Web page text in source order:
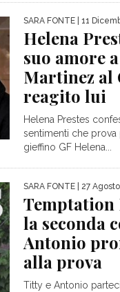
SARA FONTE | 11
Helena
suo amore
Martinez al
reagito lui
Helena Prestes
sentimenti che prova
gieffino GF Helena...
SARA FONTE | 27
Temptation
la seconda
Antonio
alla prova
Titty e Antonio